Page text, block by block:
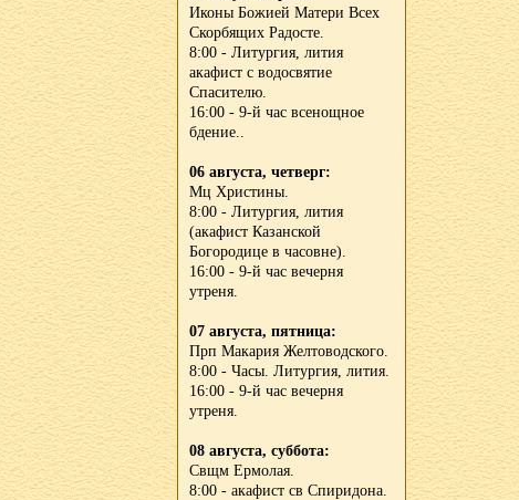
Иконы Божией Матери Всех
Скорбящих Радосте.
8:00 - Литургия, лития
акафист с водосвятие
Спасителю.
16:00 - 9-й час всенощное
бдение..
06 августа, четверг:
Мц Христины.
8:00 - Литургия, лития
(акафист Казанской
Богородице в часовне).
16:00 - 9-й час вечерня
утреня.
07 августа, пятница:
Прп Макария Желтоводского.
8:00 - Часы. Литургия, лития.
16:00 - 9-й час вечерня
утреня.
08 августа, суббота:
Свщм Ермолая.
8:00 - акафист св Спиридона.